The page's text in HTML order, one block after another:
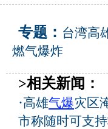
专题： 台湾高
燃气爆炸
>相关新闻：
·高雄气爆灾区
市称随时可支